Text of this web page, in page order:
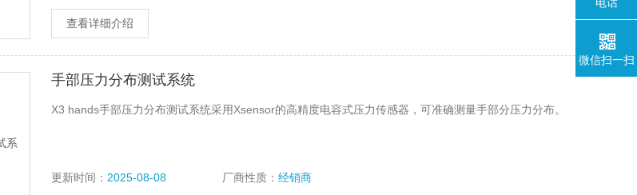
查看详细介绍
手部压力分布测试系统
X3 hands手部压力分布测试系统采用Xsensor的高精度电容式压力传感器，可准确测量手部分压力分布。
更新时间： 2025-08-08 厂商性质：经销商
微信扫一扫